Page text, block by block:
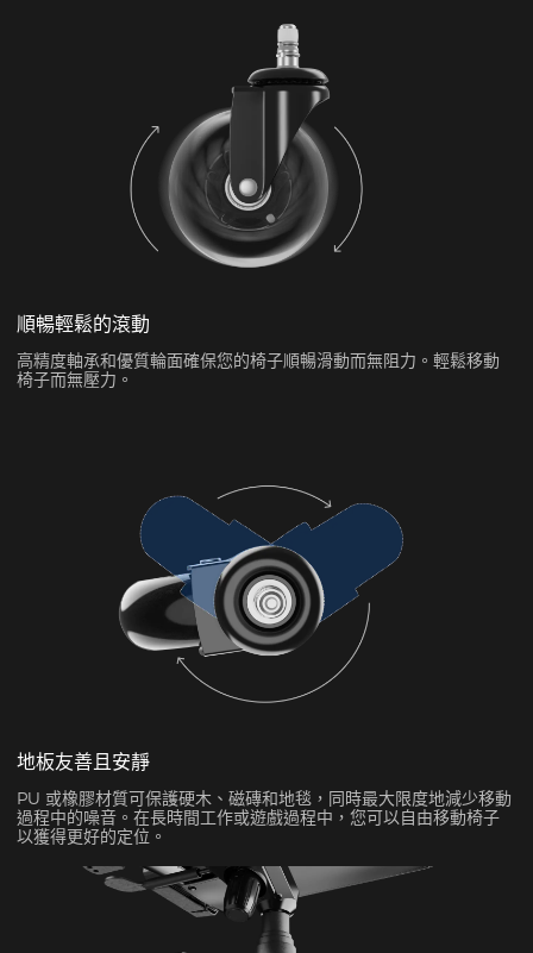
順暢輕鬆的滾動
高精度軸承和優質輪面確保您的椅子順暢滑動而無阻力。輕鬆移動
椅子而無壓力。
地板友善且安靜
PU 或橡膠材質可保護硬木、磁磚和地毯，同時最大限度地減少移動
過程中的噪音。在長時間工作或遊戲過程中，您可以自由移動椅子
以獲得更好的定位。